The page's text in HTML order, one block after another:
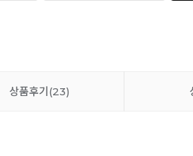
상품후기(23)